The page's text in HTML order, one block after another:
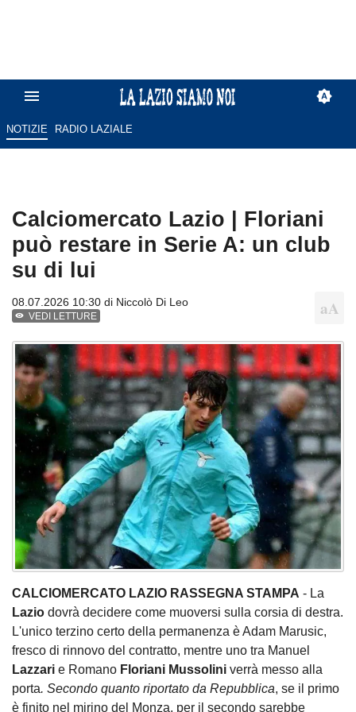
NOTIZIE RADIO LAZIALE
Calciomercato Lazio | Floriani
può restare in Serie A: un club
su di lui
08.07.2026 10:30 di Niccolò Di Leo
VEDI LETTURE
CALCIOMERCATO LAZIO RASSEGNA STAMPA - La
Lazio dovrà decidere come muoversi sulla corsia di destra.
L'unico terzino certo della permanenza è Adam Marusic,
fresco di rinnovo del contratto, mentre uno tra Manuel
Lazzari e Romano Floriani Mussolini verrà messo alla
porta. Secondo quanto riportato da Repubblica, se il primo
è finito nel mirino del Monza, per il secondo sarebbe